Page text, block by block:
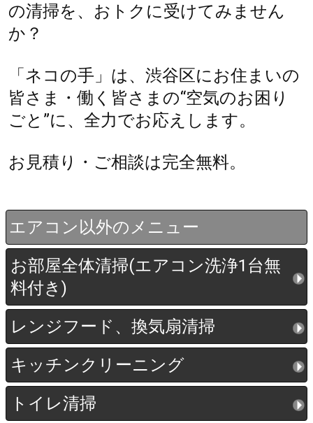
の清掃を、おトクに受けてみません
か？
「ネコの手」は、渋谷区にお住まいの
皆さま・働く皆さまの“空気のお困り
ごと”に、全力でお応えします。
お見積り・ご相談は完全無料。
エアコン以外のメニュー
お部屋全体清掃(エアコン洗浄1台無
料付き)
レンジフード、換気扇清掃
キッチンクリーニング
トイレ清掃